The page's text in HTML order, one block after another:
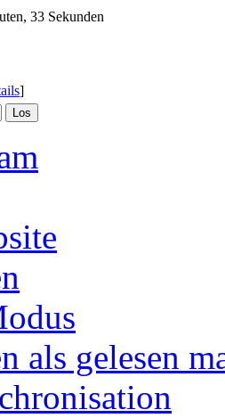
33 Sekunden
]
als gelesen